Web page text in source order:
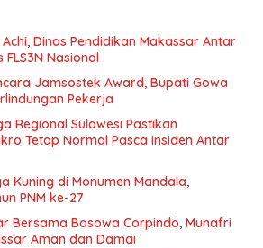
Dinas Pendidikan Makassar Antar
Nasional
Jamsostek Award, Bupati Gowa
Pekerja
Regional Sulawesi Pastikan
Tetap Normal Pasca Insiden Antar
Kuning di Monumen Mandala,
PNM ke-27
Bersama Bosowa Corpindo, Munafri
Aman dan Damai